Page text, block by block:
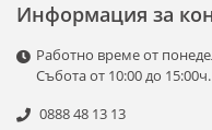
Информация за
Работно време от
Събота от 10:00 до
0888 48 13 13